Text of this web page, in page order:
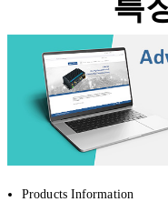
Products Information